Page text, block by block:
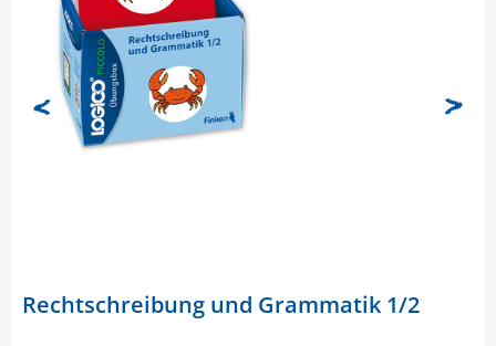
Rechtschreibung und Grammatik 1/2